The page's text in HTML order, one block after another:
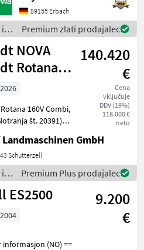
Herr Schmid unter
1610 3978 für Ihre
zur
GMD
89155 Erbach
in
Premium zlati prodajalec
NOVA
Rotana
Combi
za
bale, i
140.420
€
Cena
vključuje
DDV (19%)
118.000 €
neto
160V Combi,
št. 20391)
bale Model Rotana
Leto izdelave
h vezava z
in folij
GmbH
Schutterzell
in
Premium Plus prodajalec
ES2500
9.200
€
informasjon (NO) ==